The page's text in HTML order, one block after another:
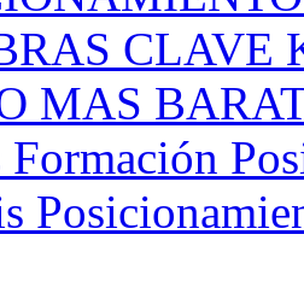
CLAVE
MAS
Formación